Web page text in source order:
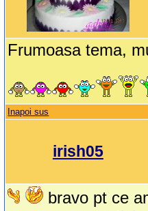
Frumoasa tema,
Inapoi sus
irish05
bravo pt ce